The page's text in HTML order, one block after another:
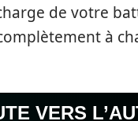
de votre
à
VERS